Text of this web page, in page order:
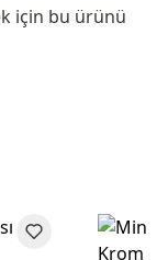
için bu ürünü